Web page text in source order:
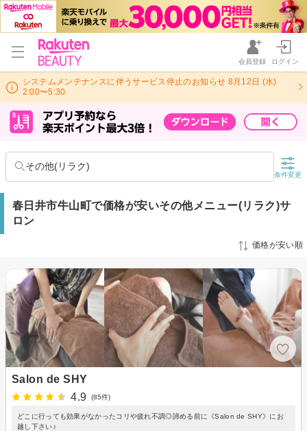
会員登録 ログイン
システムメンテナンスに伴うサービス停止のお知らせ 8月12日 (水)
2:00〜5:30
その他(リラク)
条件変更
春日井市牛山町で価格が安いその他メニュー(リラク)サ
ロン
価格が安い順
Salon de SHY
4.9
(85件)
どこに行っても効果がなかったコリや疲れ不調◎諦める前に《Salon de SHY》にお
越し下さい♪